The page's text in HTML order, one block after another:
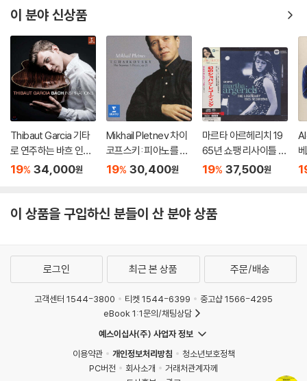
이 분야 신상품
Thibaut Garcia 기타
로 연주하는 바흐 인스
퍼레이션 (Bach Inspir
19% 34,000원
Mikhail Pletnev 차이
코프스키: 피아노를 위
한 6개의 소품과 사계
Op.21) [HQCD]
19% 30,400원
마르타 아르헤리치 19
65년 쇼팽 리사이틀 녹
음 (Martha Argerich
g) [SACD Hybrid]
19% 37,500원
이 상품을 구입하신 분들이 산 분야 상품
로그인 최근 본 상품 주문/배송
고객센터 1544-3800 티켓 1544-6399
중고샵 1566-4295
eBook 1:1문의/채팅상담
예스이십사(주) 사업자 정보
이용약관
개인정보처리방침
청소년보호정책
PC버전
회사소개
거래처관계자께